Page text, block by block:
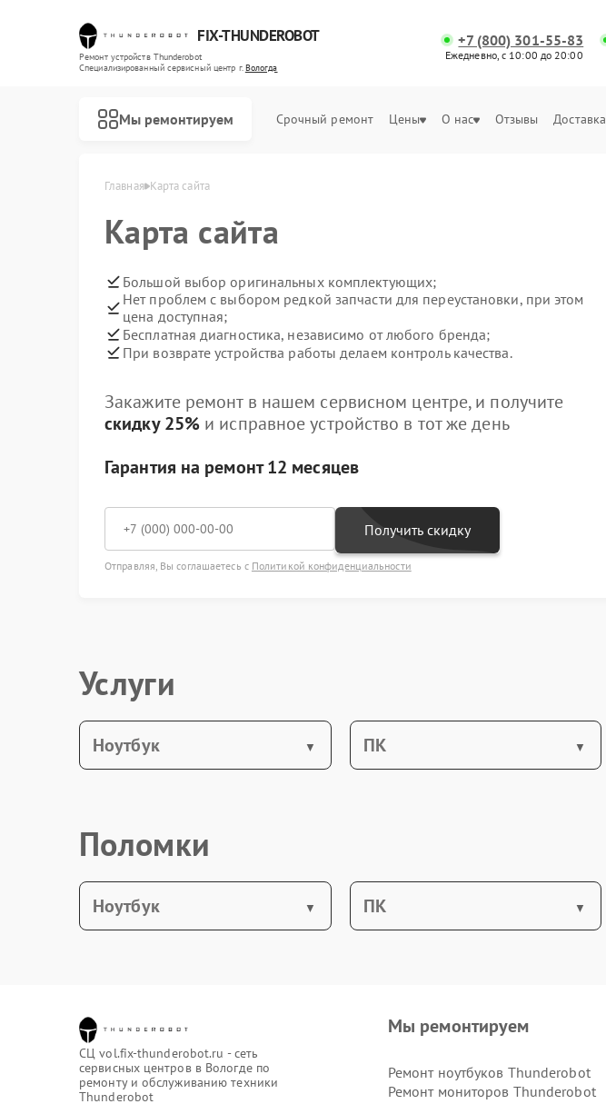
FIX-THUNDEROBOT
Ремонт устройств Thunderobot
Специализированный cервисный центр г.Вологда
+7 (800) 301-55-83
Ежедневно, с 10:00 до 20:00
Мы ремонтируем Срочный ремонт Цены О нас Отзывы Доставка
Главная Карта сайта
Карта сайта
Большой выбор оригинальных комплектующих;
Нет проблем с выбором редкой запчасти для переустановки, при этом
цена доступная;
Бесплатная диагностика, независимо от любого бренда;
При возврате устройства работы делаем контроль качества.
Закажите ремонт в нашем сервисном центре, и получите
скидку 25% и исправное устройство в тот же день
Гарантия на ремонт 12 месяцев
Получить скидку
Отправляя, Вы соглашаетесь с Политикой конфиденциальности
Услуги
Ноутбук ПК
Поломки
Ноутбук ПК
СЦ vol.fix-thunderobot.ru - сеть
сервисных центров в Вологде по
ремонту и обслуживанию техники
Thunderobot
Мы ремонтируем
Ремонт ноутбуков Thunderobot
Ремонт мониторов Thunderobot